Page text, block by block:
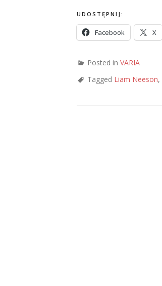
UDOSTĘPNIJ:
Facebook X
Posted in VARIA
Tagged Liam Neeson,